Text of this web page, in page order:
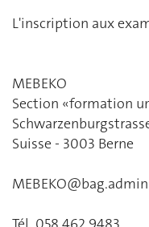
L'inscription aux
MEBEKO
Section «formation
Suisse- 3003 Berne